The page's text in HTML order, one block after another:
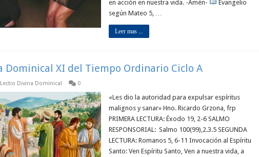
en acción en nuestra vida. -Amén-
Evangelio
según Mateo 5, …
Leer mas ...
Dominical XI del Tiempo Ordinario Ciclo A
Lectio Divina Dominical 0
«Les dio la autoridad para expulsar espíritus
malignos y sanar» Hno. Ricardo Grzona, frp
PRIMERA LECTURA: Éxodo 19, 2-6 SALMO
RESPONSORIAL: Salmo 100(99),2.3.5 SEGUNDA
LECTURA: Romanos 5, 6-11 Invocación al Espíritu
Santo: Ven Espíritu Santo, Ven a nuestra vida, a